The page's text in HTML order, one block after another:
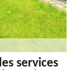
services